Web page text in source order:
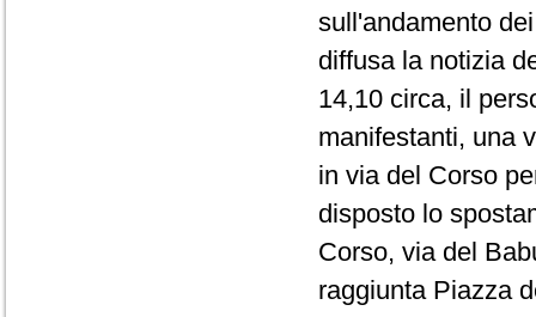
sull'andamento
diffusa la notizia
14,10 circa, il
manifestanti, una
in via del Corso
disposto lo
Corso, via del
raggiunta Piazza